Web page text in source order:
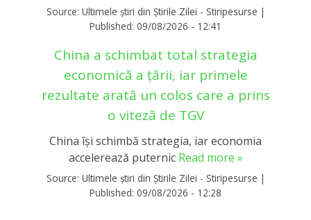
Source: Ultimele știri din Știrile Zilei - Stiripesurse |
Published: 09/08/2026 - 12:41
China a schimbat total strategia
economică a țării, iar primele
rezultate arată un colos care a prins
o viteză de TGV
China își schimbă strategia, iar economia
accelerează puternic Read more »
Source: Ultimele știri din Știrile Zilei - Stiripesurse |
Published: 09/08/2026 - 12:28